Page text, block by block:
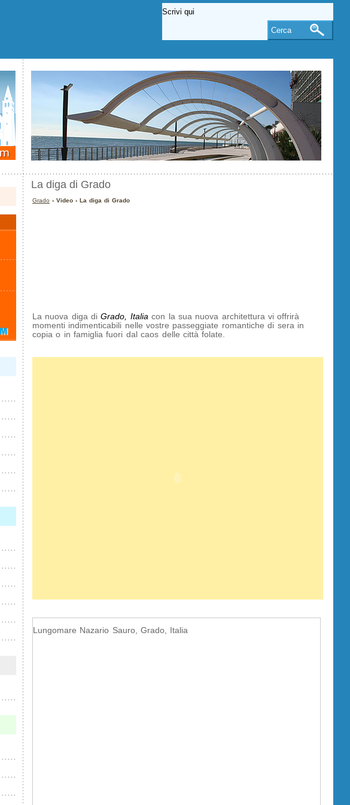
La diga di Grado
Grado › Video › La diga di Grado
La nuova diga diGrado, Italia con la sua nuova architettura vi offrirà
momenti indimenticabili nelle vostre passeggiate romantiche di sera in
copia o in famiglia fuori dal caos delle città folate.
Lungomare Nazario Sauro, Grado, Italia
Cerca